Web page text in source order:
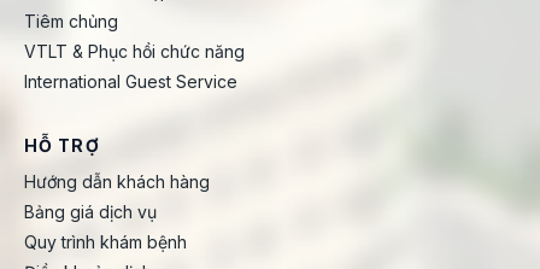
Tiêm chủng
VTLT & Phục hồi chức năng
International Guest Service
HỖ TRỢ
Hướng dẫn khách hàng
Bảng giá dịch vụ
Quy trình khám bệnh